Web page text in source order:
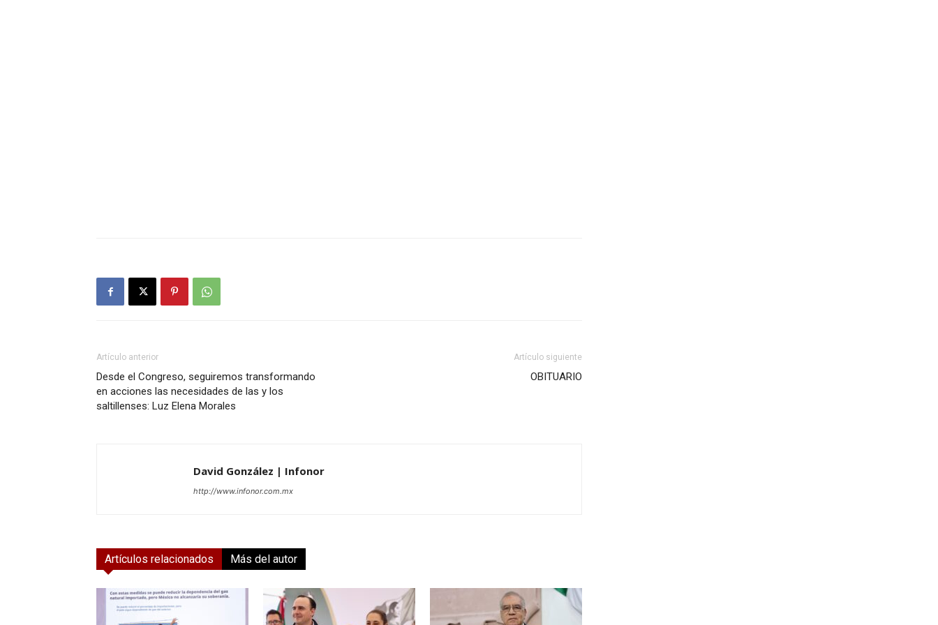
Artículo anterior
Desde el Congreso, seguiremos transformando
en acciones las necesidades de las y los
saltillenses: Luz Elena Morales
Artículo siguiente
OBITUARIO
David González | Infonor
http://www.infonor.com.mx
Artículos relacionados Más del autor